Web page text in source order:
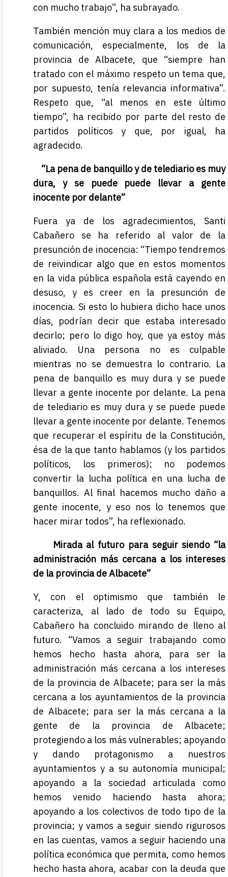
con mucho trabajo”, ha subrayado.
También mención muy clara a los medios de
comunicación, especialmente, los de la
provincia de Albacete, que “siempre han
tratado con el máximo respeto un tema que,
por supuesto, tenía relevancia informativa”.
Respeto que, “al menos en este último
tiempo”, ha recibido por parte del resto de
partidos políticos y que, por igual, ha
agradecido.
“La pena de banquillo y de telediario es muy
dura, y se puede puede llevar a gente
inocente por delante”
Fuera ya de los agradecimientos, Santi
Cabañero se ha referido al valor de la
presunción de inocencia: “Tiempo tendremos
de reivindicar algo que en estos momentos
en la vida pública española está cayendo en
desuso, y es creer en la presunción de
inocencia. Si esto lo hubiera dicho hace unos
días, podrían decir que estaba interesado
decirlo; pero lo digo hoy, que ya estoy más
aliviado. Una persona no es culpable
mientras no se demuestra lo contrario. La
pena de banquillo es muy dura y se puede
llevar a gente inocente por delante. La pena
de telediario es muy dura y se puede puede
llevar a gente inocente por delante. Tenemos
que recuperar el espíritu de la Constitución,
ésa de la que tanto hablamos (y los partidos
políticos, los primeros); no podemos
convertir la lucha política en una lucha de
banquillos. Al final hacemos mucho daño a
gente inocente, y eso nos lo tenemos que
hacer mirar todos”, ha reflexionado.
Mirada al futuro para seguir siendo “la
administración más cercana a los intereses
de la provincia de Albacete”
Y, con el optimismo que también le
caracteriza, al lado de todo su Equipo,
Cabañero ha concluido mirando de lleno al
futuro. “Vamos a seguir trabajando como
hemos hecho hasta ahora, para ser la
administración más cercana a los intereses
de la provincia de Albacete; para ser la más
cercana a los ayuntamientos de la provincia
de Albacete; para ser la más cercana a la
gente de la provincia de Albacete;
protegiendo a los más vulnerables; apoyando
y dando protagonismo a nuestros
ayuntamientos y a su autonomía municipal;
apoyando a la sociedad articulada como
hemos venido haciendo hasta ahora;
apoyando a los colectivos de todo tipo de la
provincia; y vamos a seguir siendo rigurosos
en las cuentas, vamos a seguir haciendo una
política económica que permita, como hemos
hecho hasta ahora, acabar con la deuda que